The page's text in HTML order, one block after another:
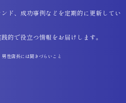
男性店長には聞きづらいこと
ド、成功事例などを定期的に更新してい
的で役立つ情報をお届けします。